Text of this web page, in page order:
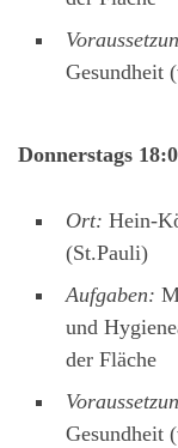
Gesundheit
Donnerstags
Ort: Hein-
(St.Pauli)
Aufgaben:
und
der Fläche
Gesundheit